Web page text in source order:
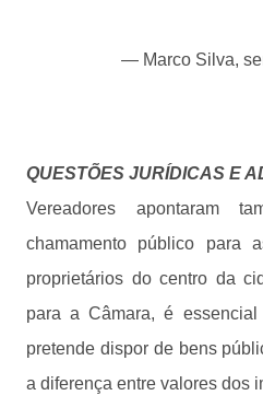
— Marco Silva,
QUESTÕES JURÍDICAS E
Vereadores apontaram
chamamento público para
proprietários do centro da
para a Câmara, é
pretende dispor de bens
a diferença entre valores dos